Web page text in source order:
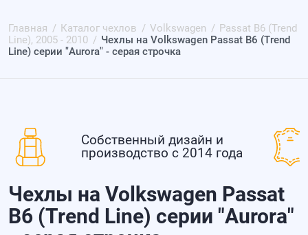
Главная Каталог чехлов Volkswagen
Passat B6 (Trend
Line), 2005 - 2010
Чехлы на Volkswagen Passat B6 (Trend
Line) серии "Aurora" - серая строчка
Собственный дизайн и
производство с 2014 года
Чехлы на Volkswagen Passat
B6 (Trend Line) серии "Aurora"